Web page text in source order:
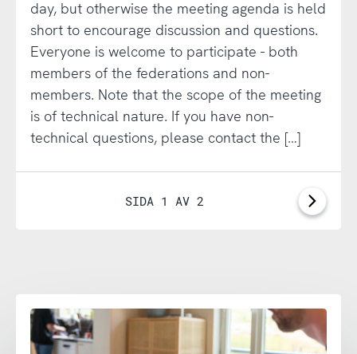
day, but otherwise the meeting agenda is held
short to encourage discussion and questions.
Everyone is welcome to participate - both
members of the federations and non-
members. Note that the scope of the meeting
is of technical nature. If you have non-
technical questions, please contact the […]
SIDA 1 AV 2
Nästa